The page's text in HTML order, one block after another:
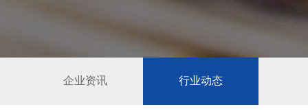
企业资讯 行业动态